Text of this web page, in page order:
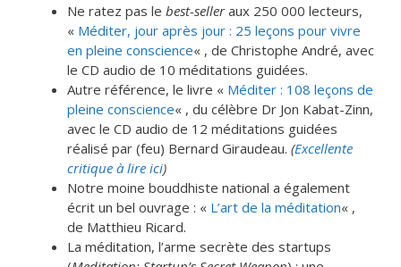
Ne ratez pas le best-selleraux 250 000 lecteurs,
« Méditer, jour après jour : 25 leçons pour vivre
en pleine conscience« , de Christophe André, avec
le CD audio de 10 méditations guidées.
Autre référence, le livre « Méditer : 108 leçons de
pleine conscience« , du célèbre Dr Jon Kabat-Zinn,
avec le CD audio de 12 méditations guidées
réalisé par (feu) Bernard Giraudeau. (Excellente
critique à lire ici)
Notre moine bouddhiste national a également
écrit un bel ouvrage : « L’art de la méditation« ,
de Matthieu Ricard.
La méditation, l’arme secrète des startups